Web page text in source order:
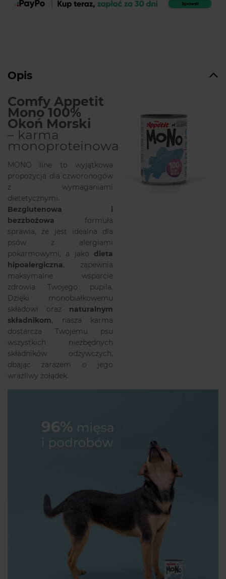
Opis
Comfy Appetit
Mono 100%
Okoń Morski
– karma
monoproteinowa
MONO line to wyjątkowa
propozycja dla czworonogów
z wymaganiami
dietetycznymi.
Bezglutenowa i
bezzbożowa formuła
sprawia, że jest idealna dla
psów z alergiami
pokarmowymi, a jako dieta
hipoalergiczna, zapewnia
maksymalne wsparcie
zdrowia Twojego pupila.
Dzięki monobiałkowemu
składowi oraz naturalnym
składnikom, nasza karma
dostarcza Twojemu psu
wszystkich niezbędnych
składników odżywczych,
dbając zarazem o jego
wrażliwy żołądek.